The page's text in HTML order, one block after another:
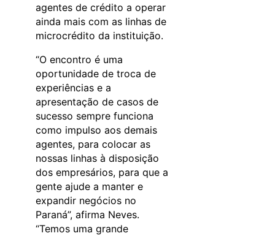
agentes de crédito a operar
ainda mais com as linhas de
microcrédito da instituição.
“O encontro é uma
oportunidade de troca de
experiências e a
apresentação de casos de
sucesso sempre funciona
como impulso aos demais
agentes, para colocar as
nossas linhas à disposição
dos empresários, para que a
gente ajude a manter e
expandir negócios no
Paraná”, afirma Neves.
“Temos uma grande